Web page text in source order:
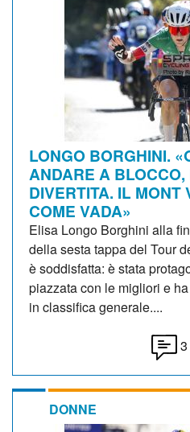
LONGO BORGHINI.
ANDARE A BLOCCO,
DIVERTITA. IL MONT
COME VADA»
Elisa Longo Borghini alla
della sesta tappa del Tour
è soddisfatta: è stata
piazzata con le migliori e
in classifica generale....
3
DONNE